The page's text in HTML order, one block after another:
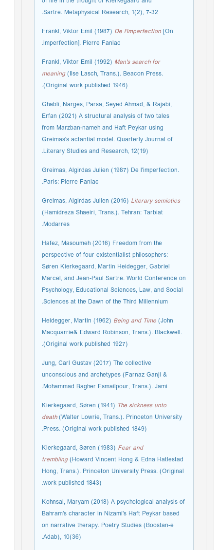
Sartre. Metaphysical Research, 1(2), 7-32.
Frankl, Viktor Emil (1987)De l'imperfection[On
imperfection]. Pierre Fanlac.
Frankl, Viktor Emil (1992)Man's search for
meaning(Ilse Lasch, Trans.). Beacon Press.
(Original work published 1946).
Ghabli, Narges, Parsa, Seyed Ahmad, & Rajabi,
Erfan (2021) A structural analysis of two tales
from Marzban-nameh and Haft Peykar using
Greimas's actantial model. Quarterly Journal of
Literary Studies and Research, 12(19).
Greimas, Algirdas Julien (1987) De l'imperfection.
Paris: Pierre Fanlac.
Greimas, Algirdas Julien (2016)Literary semiotics
(Hamidreza Shaeiri, Trans.). Tehran: Tarbiat
Modarres.
Hafez, Masoumeh (2016) Freedom from the
perspective of four existentialist philosophers:
Søren Kierkegaard, Martin Heidegger, Gabriel
Marcel, and Jean-Paul Sartre. World Conference on
Psychology, Educational Sciences, Law, and Social
Sciences at the Dawn of the Third Millennium.
Heidegger, Martin (1962)Being and Time(John
Macquarrie& Edward Robinson, Trans.). Blackwell.
(Original work published 1927).
Jung, Carl Gustav (2017) The collective
unconscious and archetypes (Farnaz Ganji &
Mohammad Bagher Esmailpour, Trans.). Jami.
Kierkegaard, Søren (1941)The sickness unto
death(Walter Lowrie, Trans.). Princeton University
Press. (Original work published 1849).
Kierkegaard, Søren (1983)Fear and
trembling(Howard Vincent Hong & Edna Hatlestad
Hong, Trans.). Princeton University Press. (Original
work published 1843).
Kohnsal, Maryam (2018) A psychological analysis of
Bahram's character in Nizami's Haft Peykar based
on narrative therapy. Poetry Studies (Boostan-e
Adab), 10(36).